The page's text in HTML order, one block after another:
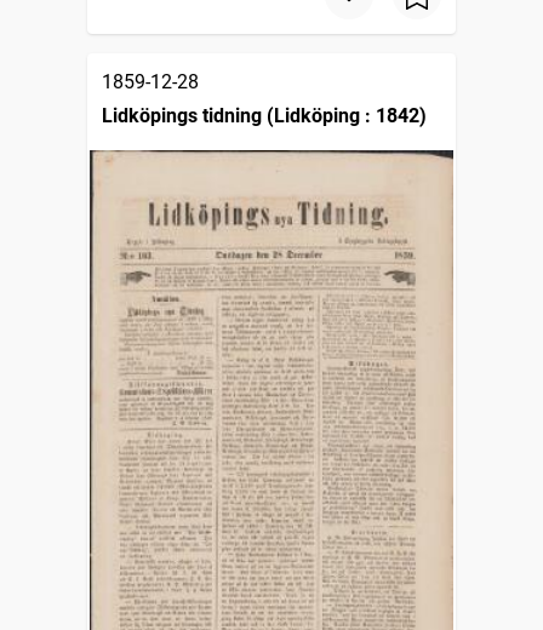
1859-12-28
Lidköpings tidning (Lidköping : 1842)